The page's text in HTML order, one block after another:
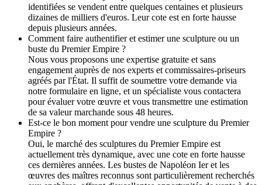
identifiées se vendent entre quelques centaines et plusieurs
dizaines de milliers d'euros. Leur cote est en forte hausse
depuis plusieurs années.
Comment faire authentifier et estimer une sculpture ou un
buste du Premier Empire ?
Nous vous proposons une expertise gratuite et sans
engagement auprès de nos experts et commissaires-priseurs
agréés par l'État. Il suffit de soumettre votre demande via
notre formulaire en ligne, et un spécialiste vous contactera
pour évaluer votre œuvre et vous transmettre une estimation
de sa valeur marchande sous 48 heures.
Est-ce le bon moment pour vendre une sculpture du Premier
Empire ?
Oui, le marché des sculptures du Premier Empire est
actuellement très dynamique, avec une cote en forte hausse
ces dernières années. Les bustes de Napoléon Ier et les
œuvres des maîtres reconnus sont particulièrement recherchés